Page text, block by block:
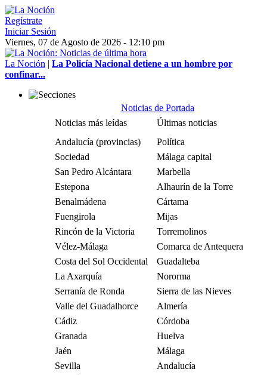
Regístrate
Iniciar Sesión
Viernes, 07 de Agosto de 2026 - 12:10 pm
La Noción | La Policía Nacional detiene a un hombre por
confinar...
Noticias de Portada
Noticias más leídas
Últimas noticias
Andalucía (provincias)
Política
Sociedad
Málaga capital
San Pedro Alcántara
Marbella
Estepona
Alhaurín de la Torre
Benalmádena
Cártama
Fuengirola
Mijas
Rincón de la Victoria
Torremolinos
Vélez-Málaga
Comarca de Antequera
Costa del Sol Occidental
Guadalteba
La Axarquía
Nororma
Serranía de Ronda
Sierra de las Nieves
Valle del Guadalhorce
Almería
Cádiz
Córdoba
Granada
Huelva
Jaén
Málaga
Sevilla
Andalucía